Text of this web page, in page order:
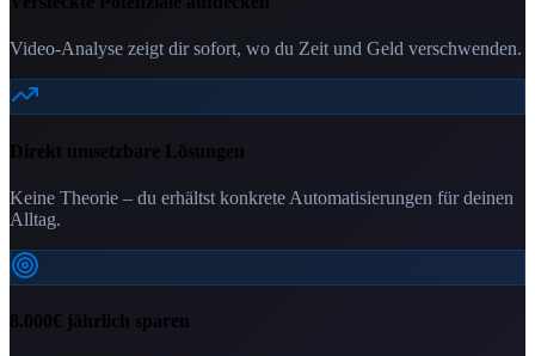
Video-Analyse zeigt dir sofort, wo du Zeit und Geld verschwenden.
Direkt umsetzbare Lösungen
Keine Theorie – du erhältst konkrete Automatisierungen für deinen
Alltag.
8.000€ jährlich sparen